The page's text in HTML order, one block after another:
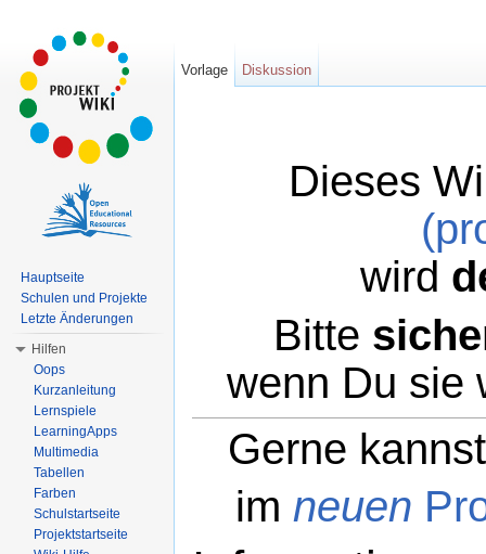
Dieses
wird
Bitte
wenn Du sie
Gerne
im neuen
Vorlage Diskussion
Hauptseite
Schulen und Projekte
Letzte Änderungen
Hilfen
Oops
Kurzanleitung
Lernspiele
LearningApps
Multimedia
Tabellen
Farben
Schulstartseite
Projektstartseite